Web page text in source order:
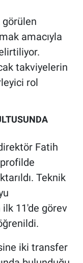
amacıyla
takviyelerin
rol
Fatih
Teknik
11'de görev
iki transfer